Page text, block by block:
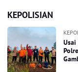
KEPOLISIAN
Usai